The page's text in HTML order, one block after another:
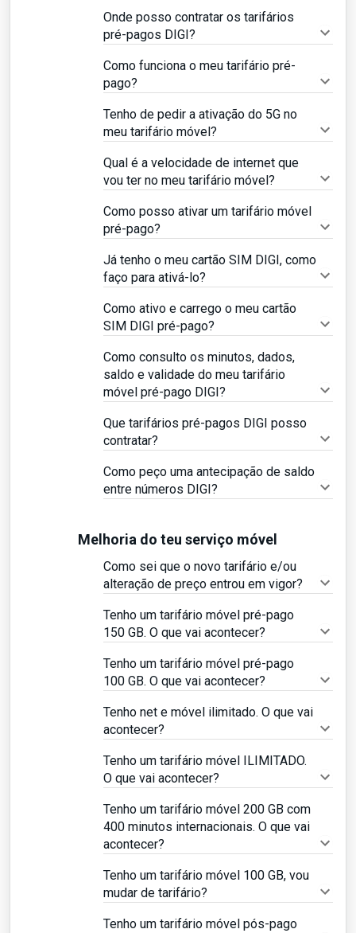
Onde posso contratar os tarifários
pré-pagos DIGI?
Como funciona o meu tarifário pré-
pago?
Tenho de pedir a ativação do 5G no
meu tarifário móvel?
Qual é a velocidade de internet que
vou ter no meu tarifário móvel?
Como posso ativar um tarifário móvel
pré-pago?
Já tenho o meu cartão SIM DIGI, como
faço para ativá-lo?
Como ativo e carrego o meu cartão
SIM DIGI pré-pago?
Como consulto os minutos, dados,
saldo e validade do meu tarifário
móvel pré-pago DIGI?
Que tarifários pré-pagos DIGI posso
contratar?
Como peço uma antecipação de saldo
entre números DIGI?
Melhoria do teu serviço móvel
Como sei que o novo tarifário e/ou
alteração de preço entrou em vigor?
Tenho um tarifário móvel pré-pago
150 GB. O que vai acontecer?
Tenho um tarifário móvel pré-pago
100 GB. O que vai acontecer?
Tenho net e móvel ilimitado. O que vai
acontecer?
Tenho um tarifário móvel ILIMITADO.
O que vai acontecer?
Tenho um tarifário móvel 200 GB com
400 minutos internacionais. O que vai
acontecer?
Tenho um tarifário móvel 100 GB, vou
mudar de tarifário?
Tenho um tarifário móvel pós-pago